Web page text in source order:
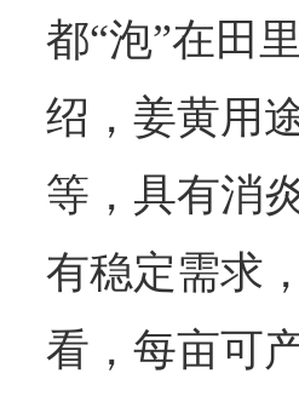
都“泡”在田
绍，姜黄用
等，具有消
有稳定需求
看，每亩可